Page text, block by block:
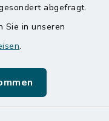
abgefragt.
Sie in unseren
.